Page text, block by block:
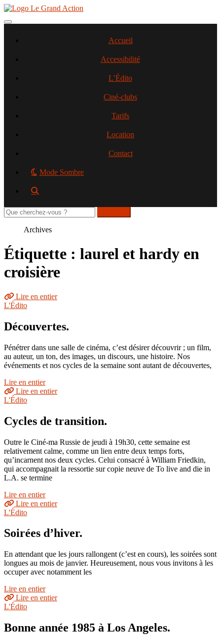
Aller
contenu
Toggle navigation
Accueil
Accessibilité
L’Édito
Ciné-clubs
Tarifs
Location
Contact
Mode Sombre
Rechercher
sur
Archives
Étiquette : laurel et hardy en
croisière
Lire en entier
L'Édito
Découvertes.
Pénétrer dans une salle de cinéma, c’est désirer découvrir ; un film,
au auteur, un ton, des images, un discours, une histoire. Nos
événements et nos cycles de la semaine sont autant de découvertes,
Lire en entier
Lire en entier
L'Édito
Cycles de transition.
Outre le Ciné-ma Russie de jeudi à 19h30, cette semaine est
relativement calme, comme un lien entre deux temps forts,
qu’incarnent nos deux cycles. Celui consacré à William Friedkin,
qui accompagnait la ressortie sur copie neuve de To live and die in
L.A. se termine
Lire en entier
Lire en entier
L'Édito
Soirées d’hiver.
En attendant que les jours rallongent (c’est en cours), les soirées sont
longues au mois de janvier. Heureusement, nous vous invitons à les
occuper avec notamment les
Lire en entier
Lire en entier
L'Édito
Bonne année 1985 à Los Angeles.